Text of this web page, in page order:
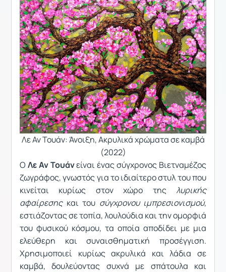
Λε Αν Τουάν: Άνοιξη, Ακρυλικά χρώματα σε καμβά
(2022)
Ο Λε Αν Τουάνείναι ένας σύγχρονος Βιετναμέζος
ζωγράφος, γνωστός για το ιδιαίτερο στυλ του που
κινείται κυρίως στον χώρο της λυρικής
αφαίρεσηςκαι του σύγχρονου ιμπρεσιονισμού,
εστιάζοντας σε τοπία, λουλούδια και την ομορφιά
του φυσικού κόσμου, τα οποία αποδίδει με μια
ελεύθερη και συναισθηματική προσέγγιση.
Χρησιμοποιεί κυρίως ακρυλικά και λάδια σε
καμβά, δουλεύοντας συχνά με σπάτουλα και